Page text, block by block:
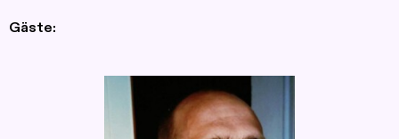
Gäste: